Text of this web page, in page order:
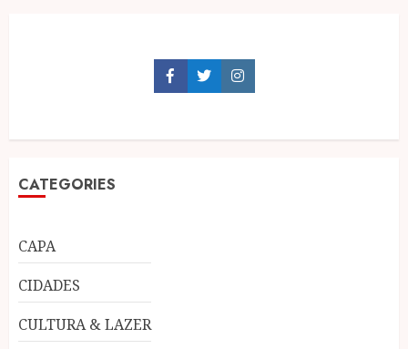
FacebookTwitterInstagram
CATEGORIES
CAPA
CIDADES
CULTURA & LAZER